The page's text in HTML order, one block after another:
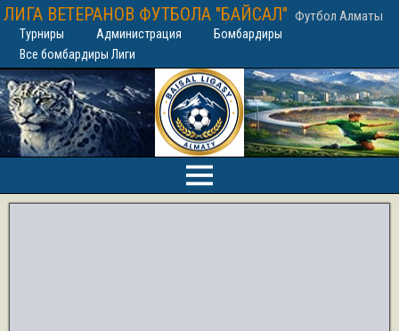
ЛИГА ВЕТЕРАНОВ ФУТБОЛА "БАЙСАЛ" Футбол Алматы
Турниры Администрация
Бомбардиры
Все бомбардиры Лиги